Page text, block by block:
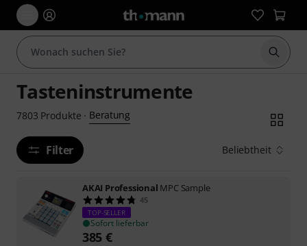
Suche
Tasteninstrumente
7803 Produkte · Beratung
Filter Beliebtheit
AKAI Professional MPC Sample
45
TOP-SELLER
Sofort lieferbar
385 €